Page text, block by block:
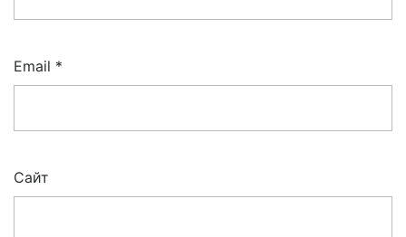
Email *
Сайт